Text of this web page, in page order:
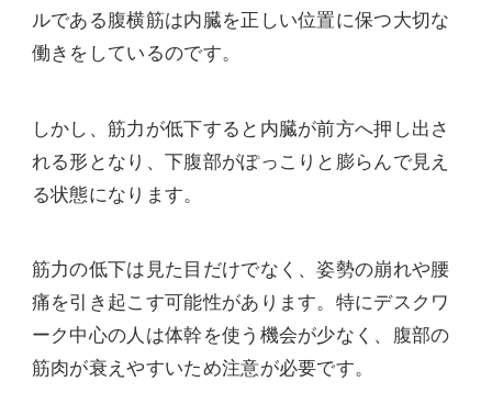
ルである腹横筋は内臓を正しい位置に保つ大切な
働きをしているのです。
しかし、筋力が低下すると内臓が前方へ押し出さ
れる形となり、下腹部がぽっこりと膨らんで見え
る状態になります。
筋力の低下は見た目だけでなく、姿勢の崩れや腰
痛を引き起こす可能性があります。特にデスクワ
ーク中心の人は体幹を使う機会が少なく、腹部の
筋肉が衰えやすいため注意が必要です。